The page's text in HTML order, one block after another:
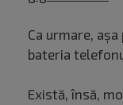
Ca urmare,
bateria
Există, însă,